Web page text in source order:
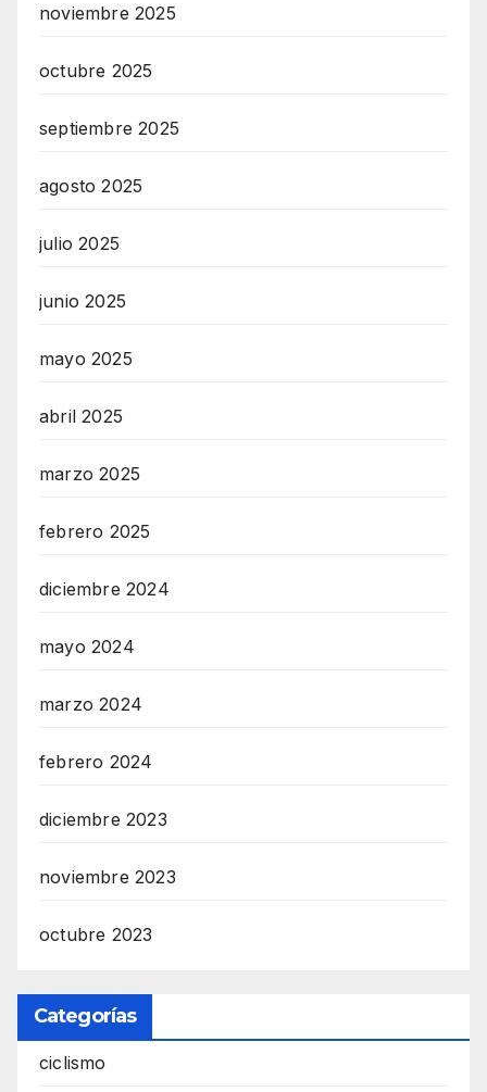
noviembre 2025
octubre 2025
septiembre 2025
agosto 2025
julio 2025
junio 2025
mayo 2025
abril 2025
marzo 2025
febrero 2025
diciembre 2024
mayo 2024
marzo 2024
febrero 2024
diciembre 2023
noviembre 2023
octubre 2023
Categorías
ciclismo